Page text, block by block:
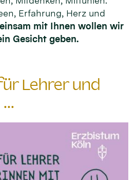
Erfahrung, Herz und
mit Ihnen wollen wir
Gesicht geben.
Lehrer und